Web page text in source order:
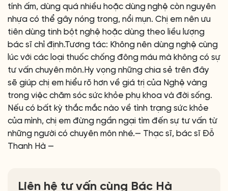
tính ấm, dùng quá nhiều hoặc dùng nghệ còn nguyên
nhựa có thể gây nóng trong, nổi mụn. Chị em nên ưu
tiên dùng tinh bột nghệ hoặc dùng theo liều lượng
bác sĩ chỉ định.Tương tác: Không nên dùng nghệ cùng
lúc với các loại thuốc chống đông máu mà không có sự
tư vấn chuyên môn.Hy vọng những chia sẻ trên đây
sẽ giúp chị em hiểu rõ hơn về giá trị của Nghệ vàng
trong việc chăm sóc sức khỏe phụ khoa và đời sống.
Nếu có bất kỳ thắc mắc nào về tình trạng sức khỏe
của mình, chị em đừng ngần ngại tìm đến sự tư vấn từ
những người có chuyên môn nhé.— Thạc sĩ, bác sĩ Đỗ
Thanh Hà —
Liên hệ tư vấn cùng Bác Hà